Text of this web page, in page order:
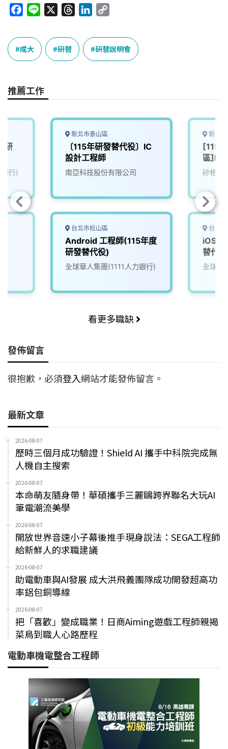
c
e
b
o
k
e
e
a
n
k
e
n
p
y
L
k
成大 研替 研替說明會
推薦工作
研
行)
新北市泰山區
〔115年研發替代役〕IC
設計工程師
南亞科技股份有限公司
台北市松山區
Android 工程師(115年度
研發替代役)
全球華人集團(1111人力銀行)
新竹
[115
區]RD
矽格股
台北
iOS
替代
全球華
看更多職缺
發佈留言
很抱歉，必須登入網站才能發佈留言。
最新文章
2026-08-07
歷時三個月成功驗證！Shield AI 攜手中科院完成無
人機自主搜索
2026-08-07
本命萌友隨身帶！華碩攜手三麗鷗跨界聯名大玩AI
筆電潮流美學
2026-08-07
開放世界音速小子幕後推手現身說法：SEGA工程師
給新鮮人的求職建議
2026-08-07
助電動車與AI發展 成大洪飛義團隊成功開發超高功
率鋁包銅導線
2026-08-07
把「喜歡」變成職業！日商Aiming遊戲工程師親揭
菜鳥到職人心路歷程
電動車機電整合工程師